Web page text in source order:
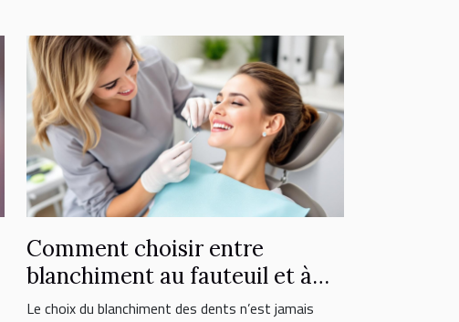
Comment choisir entre
blanchiment au fauteuil et à
domicile ?
Le choix du blanchiment des dents n’est jamais